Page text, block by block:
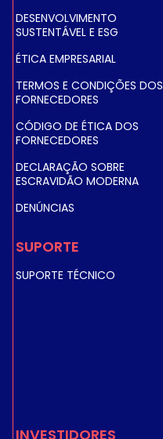
DESENVOLVIMENTO
SUSTENTÁVEL E ESG
ÉTICA EMPRESARIAL
TERMOS E CONDIÇÕES DOS
FORNECEDORES
CÓDIGO DE ÉTICA DOS
FORNECEDORES
DECLARAÇÃO SOBRE
ESCRAVIDÃO MODERNA
DENÚNCIAS
SUPORTE
SUPORTE TÉCNICO
INVESTIDORES